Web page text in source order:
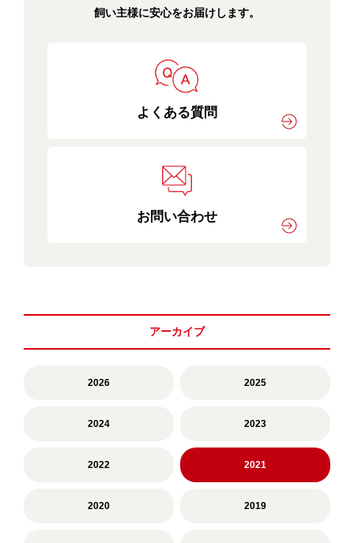
飼い主様に安心をお届けします。
よくある質問
お問い合わせ
アーカイブ
2026 2025
2024 2023
2022 2021
2020 2019